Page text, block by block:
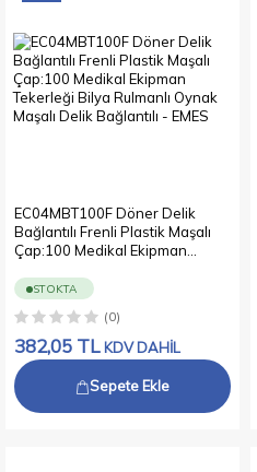
EC04MBT100F Döner Delik
Bağlantılı Frenli Plastik Maşalı
Çap:100 Medikal Ekipman
Maşalı Delik Bağlantılı
STOKTA
(0)
382,05 TL KDV DAHİL
Sepete Ekle